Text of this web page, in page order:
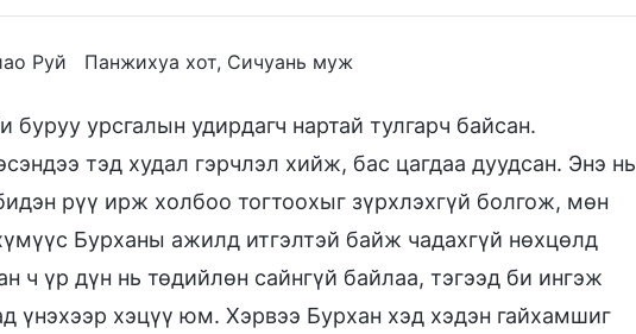
Руй Панжихуа хот, Сичуань муж
урсгалын удирдагч нартай тулгарч байсан.
тэд худал гэрчлэл хийж, бас цагдаа дуудсан. Энэ нь
рүү ирж холбоо тогтоохыг зүрхлэхгүй болгож, мөн
Бурханы ажилд итгэлтэй байж чадахгүй нөхцөлд
ч үр дүн нь төдийлөн сайнгүй байлаа, тэгээд би ингэж
үнэхээр хэцүү юм. Хэрвээ Бурхан хэд хэдэн гайхамшиг